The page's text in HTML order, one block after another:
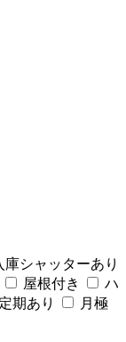
庫シャッターあり
屋根付き
ハ
期あり
月極